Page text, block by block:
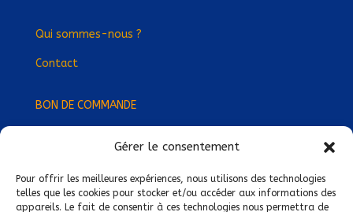
Gérer le consentement
Pour offrir les meilleures expériences, nous utilisons des technologies
telles que les cookies pour stocker et/ou accéder aux informations des
appareils. Le fait de consentir à ces technologies nous permettra de
Qui sommes-nous ?
Contact
BON DE COMMANDE
Devenez Délégué·e Régional·e !
Trouvez-nous près de chez vous !